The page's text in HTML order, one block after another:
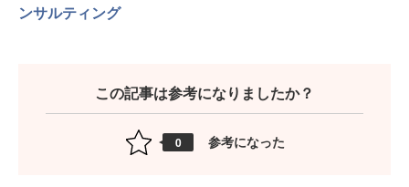
ンサルティング
この記事は参考になりましたか？
0 参考になった